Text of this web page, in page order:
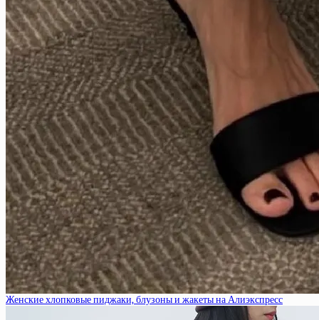
Женские хлопковые пиджаки, блузоны и жакеты на Алиэкспресс